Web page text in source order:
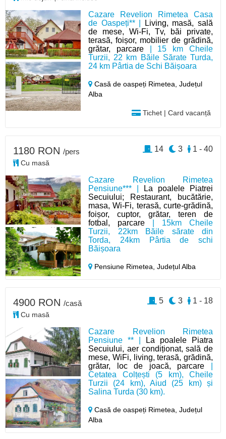
Cazare Revelion Rimetea Casa
de Oaspeți** |
Living, masă, sală
de mese, Wi-Fi, Tv, băi private,
terasă, foișor, mobilier de grădină,
grătar, parcare| 15 km Cheile
Turzii, 22 km Băile Sărate Turda,
24 km Pârtia de Schi Băișoara
Casă de oaspeți Rimetea,Județul
Alba
Tichet | Card vacanță
Cazare Revelion Rimetea
Pensiune*** |
La poalele Piatrei
Secuiului; Restaurant, bucătărie,
masa, Wi‑Fi, terasă, curte‑grădină,
foișor, cuptor, grătar, teren de
fotbal, parcare | 15km Cheile
Turzii, 22km Băile sărate din
Torda, 24km Pârtia de schi
Băișoara
Pensiune Rimetea,Județul Alba
1180 RON /pers
Cu masă
1 - 40
3
14
Cazare Revelion Rimetea
Pensiune ** |
La poalele Piatra
Secuiului, aer condiționat, sală de
mese, WiFi, living, terasă, grădină,
grătar, loc de joacă, parcare
Cetatea Colțești (5 km), Cheile
Turzii (24 km), Aiud (25 km) și
Salina Turda (30 km).
Casă de oaspeți Rimetea,Județul
Alba
4900 RON /casă
Cu masă
1 - 18
3
5